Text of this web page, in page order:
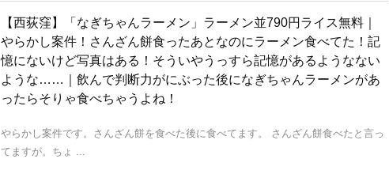
【西荻窪】「なぎちゃんラーメン」ラーメン並790円ライス無料｜
やらかし案件！さんざん餅食ったあとなのにラーメン食べてた！記
憶にないけど写真はある！そういやうっすら記憶があるようなない
ような……｜飲んで判断力がにぶった後になぎちゃんラーメンがあ
ったらそりゃ食べちゃうよね！
やらかし案件です。さんざん餅を食べた後に食べてます。 さんざん餅食べたと言っ
てますが。ちょ ...